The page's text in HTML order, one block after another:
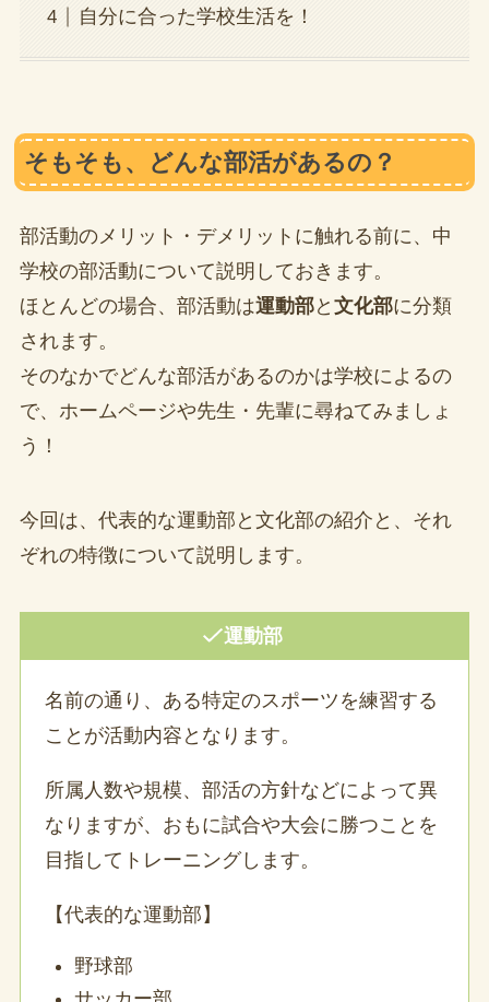
自分に合った学校生活を！
そもそも、どんな部活があるの？
部活動のメリット・デメリットに触れる前に、中
学校の部活動について説明しておきます。
ほとんどの場合、部活動は運動部と 文化部に分類
されます。
そのなかでどんな部活があるのかは学校によるの
で、ホームページや先生・先輩に尋ねてみましょ
う！
今回は、代表的な運動部と文化部の紹介と、それ
ぞれの特徴について説明します。
運動部
名前の通り、ある特定のスポーツを練習する
ことが活動内容となります。
所属人数や規模、部活の方針などによって異
なりますが、おもに試合や大会に勝つことを
目指してトレーニングします。
【代表的な運動部】
野球部